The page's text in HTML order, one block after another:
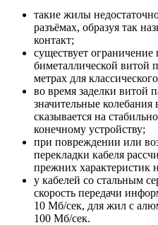
такие жилы
разъёмах, образуя так
контакт;
существует ограничение
биметаллической витой
метрах для
во время заделки витой
значительные
сказывается на
конечному устройству;
при повреждении или
перекладки кабеля
прежних характеристик
у кабелей со стальным
скорость передачи
10 Мб/сек, для жил с
100 Мб/сек.